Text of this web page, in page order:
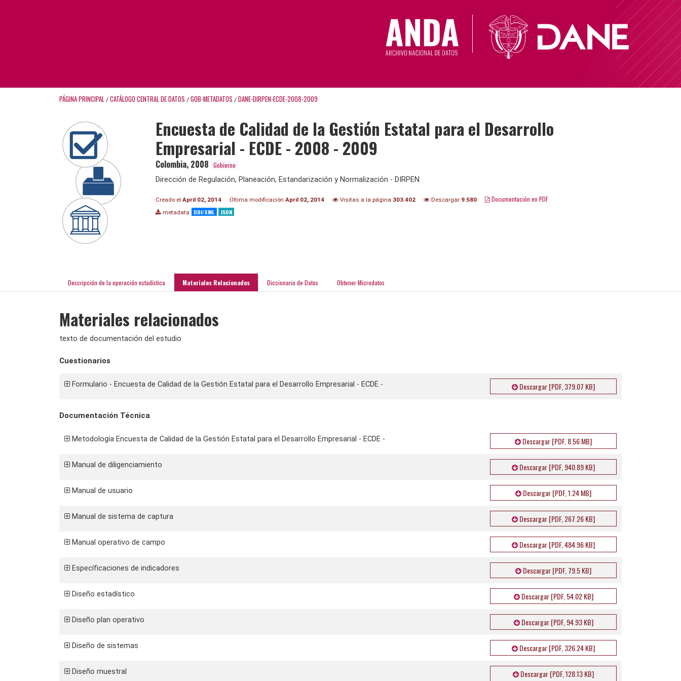
PÁGINA PRINCIPAL / CATÁLOGO CENTRAL DE DATOS / GOB-METADATOS / DANE-DIRPEN-ECDE-2008-2009
Encuesta de Calidad de la Gestión Estatal para el Desarrollo
Empresarial - ECDE - 2008 - 2009
Colombia, 2008 Gobierno
Dirección de Regulación, Planeación, Estandarización y Normalización - DIRPEN
Creado el April 02, 2014 Última modificación April 02, 2014 Visitas a la página 303.402 Descargar 9.580 Documentación en PDF
metadata DDI/XML JSON
Descripción de la operación estadística Materiales Relacionados Diccionario de Datos Obtener Microdatos
Materiales relacionados
texto de documentación del estudio
Cuestionarios
Formulario - Encuesta de Calidad de la Gestión Estatal para el Desarrollo Empresarial - ECDE - Descargar [PDF, 379.07 KB]
Documentación Técnica
Metodología Encuesta de Calidad de la Gestión Estatal para el Desarrollo Empresarial - ECDE - Descargar [PDF, 8.56 MB]
Manual de diligenciamiento Descargar [PDF, 940.89 KB]
Manual de usuario Descargar [PDF, 1.24 MB]
Manual de sistema de captura Descargar [PDF, 267.26 KB]
Manual operativo de campo Descargar [PDF, 484.96 KB]
Específicaciones de indicadores Descargar [PDF, 79.5 KB]
Diseño estadístico Descargar [PDF, 54.02 KB]
Diseño plan operativo Descargar [PDF, 94.93 KB]
Diseño de sistemas Descargar [PDF, 326.24 KB]
Diseño muestral Descargar [PDF, 128.13 KB]